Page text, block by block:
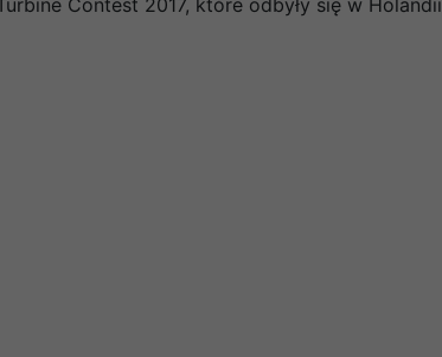
Contest 2017, które odbyły się w Holandii